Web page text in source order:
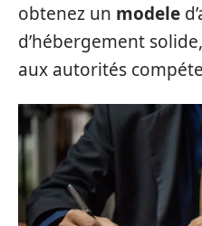
obtenez un modele
d’hébergement
aux autorités